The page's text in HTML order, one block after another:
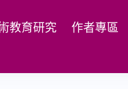
教育研究 作者專區